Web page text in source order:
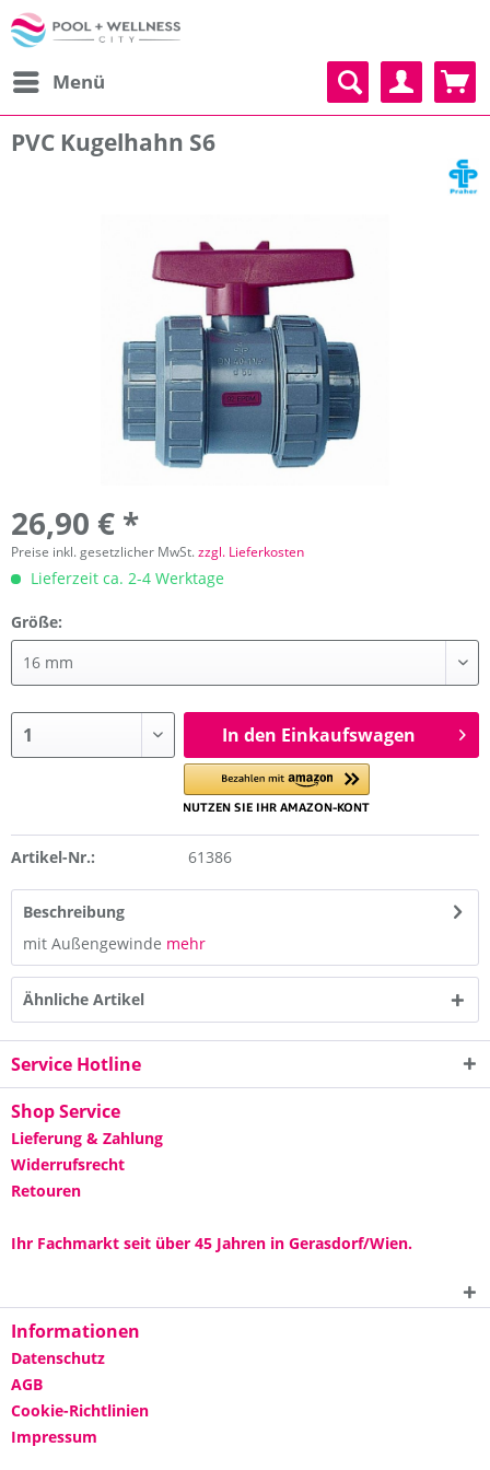
Menü
PVC Kugelhahn S6
26,90 € *
Preise inkl. gesetzlicher MwSt.zzgl. Lieferkosten
Lieferzeit ca. 2-4 Werktage
Größe:
In den Einkaufswagen
Artikel-Nr.: 61386
Beschreibung
mit Außengewinde mehr
Ähnliche Artikel
Service Hotline
Shop Service
Lieferung & Zahlung
Widerrufsrecht
Retouren
Ihr Fachmarkt seit über 45 Jahren in Gerasdorf/Wien.
Informationen
Datenschutz
AGB
Cookie-Richtlinien
Impressum